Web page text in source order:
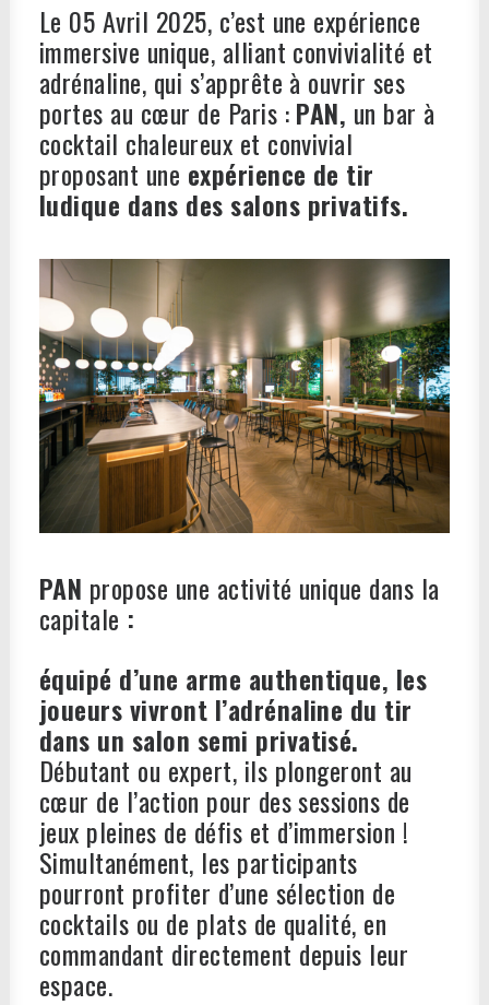
Le 05 Avril 2025, c’est une expérience
immersive unique, alliant convivialité et
adrénaline, qui s’apprête à ouvrir ses
portes au cœur de Paris :PAN, un bar à
cocktail chaleureux et convivial
proposant une expérience de tir
ludique dans des salons privatifs.
PAN propose une activité unique dans la
capitale :
équipé d’une arme authentique, les
joueursvivront l’adrénaline du tir
dans un salon semi privatisé.
Débutant ou expert, ils plongeront au
cœur de l’action pour des sessions de
jeux pleines de défis et d’immersion !
Simultanément, les participants
pourront profiter d’une sélection de
cocktails ou de plats de qualité, en
commandant directement depuis leur
espace.